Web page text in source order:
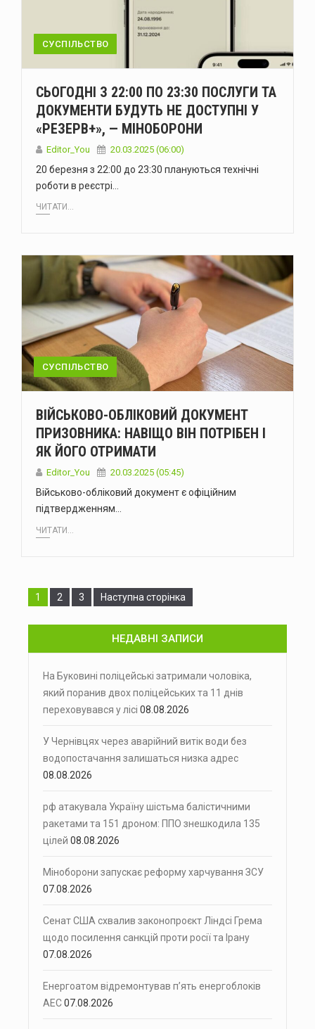
СУСПІЛЬСТВО
СЬОГОДНІ З 22:00 ПО 23:30 ПОСЛУГИ ТА
ДОКУМЕНТИ БУДУТЬ НЕ ДОСТУПНІ У
«РЕЗЕРВ+», — МІНОБОРОНИ
Editor_You 20.03.2025 (06:00)
20 березня з 22:00 до 23:30 плануються технічні
роботи в реєстрі…
ЧИТАТИ...
СУСПІЛЬСТВО
ВІЙСЬКОВО-ОБЛІКОВИЙ ДОКУМЕНТ
ПРИЗОВНИКА: НАВІЩО ВІН ПОТРІБЕН І
ЯК ЙОГО ОТРИМАТИ
Editor_You 20.03.2025 (05:45)
Військово-обліковий документ є офіційним
підтвердженням…
ЧИТАТИ...
Сторінка
1 Сторінка
2 Сторінка
3 Наступна сторінка
НЕДАВНІ ЗАПИСИ
На Буковині поліцейські затримали чоловіка,
який поранив двох поліцейських та 11 днів
переховувався у лісі 08.08.2026
У Чернівцях через аварійний витік води без
водопостачання залишаться низка адрес
08.08.2026
рф атакувала Україну шістьма балістичними
ракетами та 151 дроном: ППО знешкодила 135
цілей 08.08.2026
Міноборони запускає реформу харчування ЗСУ
07.08.2026
Сенат США схвалив законопроєкт Ліндсі Грема
щодо посилення санкцій проти росії та Ірану
07.08.2026
Енергоатом відремонтував п’ять енергоблоків
АЕС07.08.2026